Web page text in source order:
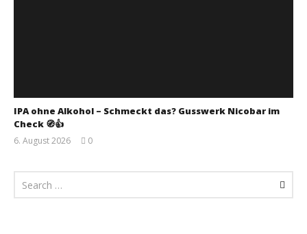
IPA ohne Alkohol – Schmeckt das? Gusswerk Nicobar im
Check 🧭👍
6. August 2026
0